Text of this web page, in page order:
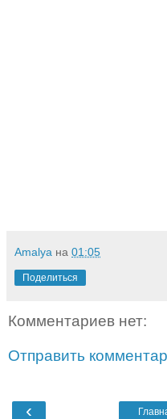
Amalya на 01:05
Поделиться
Комментариев нет:
Отправить
‹